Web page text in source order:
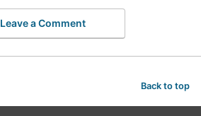
Leave a Comment
Back to top